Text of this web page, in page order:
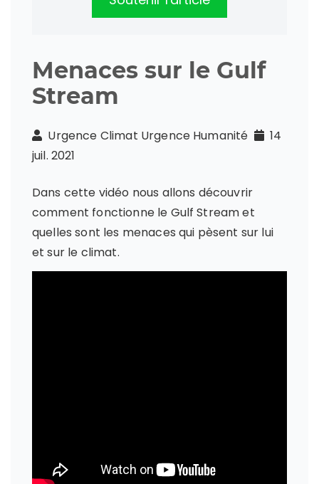
Menaces sur le Gulf
Stream
Urgence Climat Urgence Humanité
14
juil. 2021
Dans cette vidéo nous allons découvrir
comment fonctionne le Gulf Stream et
quelles sont les menaces qui pèsent sur lui
et sur le climat.